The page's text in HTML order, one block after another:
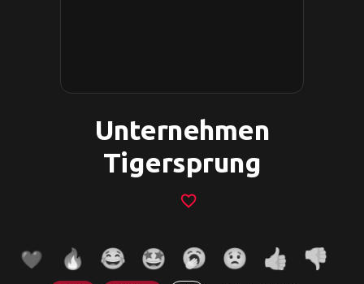
Unternehmen
Tigersprung
favorite_border